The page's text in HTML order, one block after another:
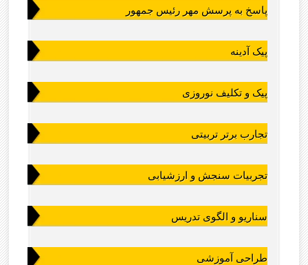
پاسخ به پرسش مهر رئیس جمهور
پیک آدینه
پیک و تکلیف نوروزی
تجارب برتر تربیتی
تجربیات سنجش و ارزشیابی
سناریو و الگوی تدریس
طراحی آموزشی